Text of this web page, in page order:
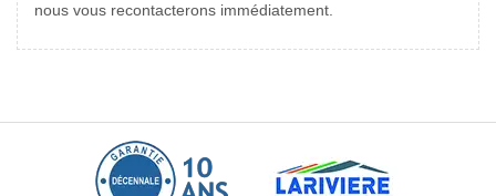
nous vous recontacterons immédiatement.